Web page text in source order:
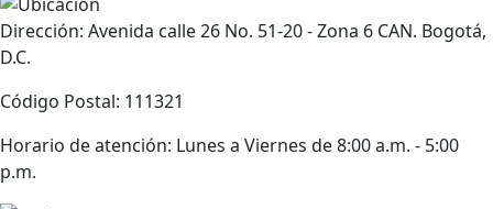
Dirección: Avenida calle 26 No. 51-20 - Zona 6 CAN. Bogotá,
D.C.
Código Postal: 111321
Horario de atención: Lunes a Viernes de 8:00 a.m. - 5:00
p.m.